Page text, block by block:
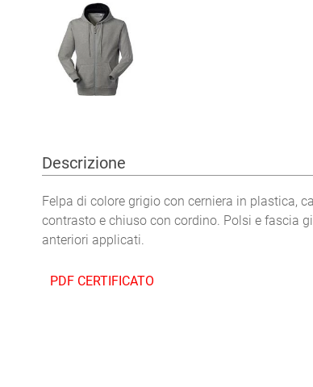
Descrizione
Felpa di colore grigio con cerniera in plastica,
contrasto e chiuso con cordino. Polsi e fascia
anteriori applicati.
PDF CERTIFICATO